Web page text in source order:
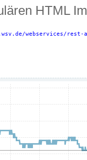
HTML
webservices/rest-